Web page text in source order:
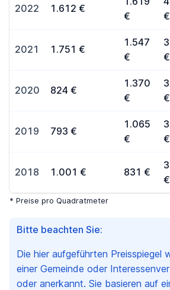
Bitte beachten Sie:
Die hier aufgeführten Preisspiegel
einer Gemeinde oder
oder anerkannt. Sie basieren auf
2022 1.612 €
€
€
2021 1.751 €
1.547
€
€
2020 824 €
1.370
€
€
2019 793 €
1.065
€
€
2018 1.001 € 831 €
€
* Preise pro Quadratmeter